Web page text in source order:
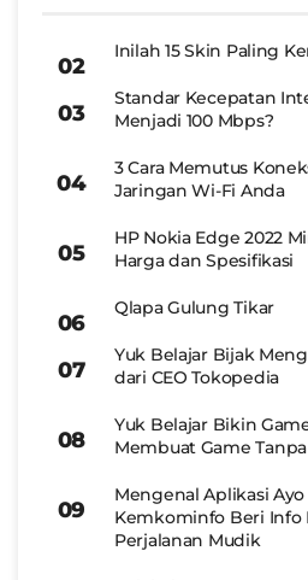
Inilah 15 Skin Paling
Standar Kecepatan
Menjadi 100 Mbps?
3 Cara Memutus
Jaringan Wi-Fi Anda
HP Nokia Edge 2022
Harga dan Spesifikasi
Qlapa Gulung Tikar
Yuk Belajar Bijak
dari CEO Tokopedia
Yuk Belajar Bikin
Membuat Game
Mengenal Aplikasi
Kemkominfo Beri Info
Perjalanan Mudik